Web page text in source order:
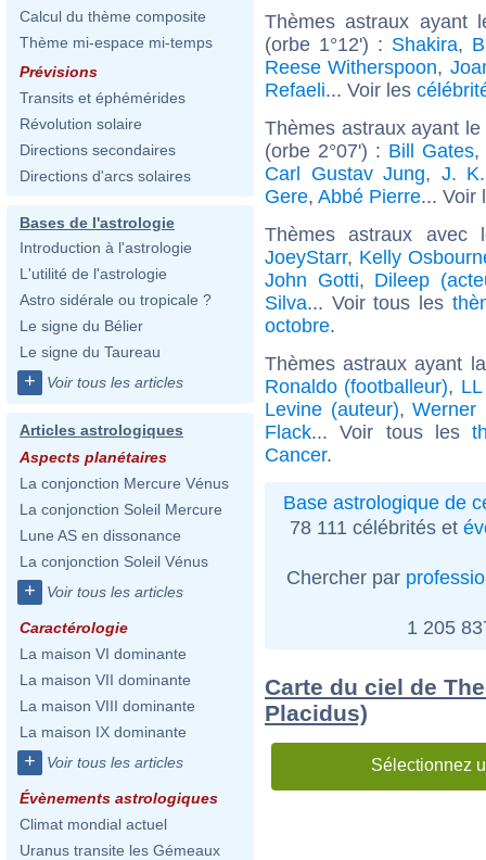
Calcul du thème composite
Thème mi-espace mi-temps
Prévisions
Transits et éphémérides
Révolution solaire
Directions secondaires
Directions d'arcs solaires
Bases de l'astrologie
Introduction à l'astrologie
L'utilité de l'astrologie
Astro sidérale ou tropicale ?
Le signe du Bélier
Le signe du Taureau
+ Voir tous les articles
Articles astrologiques
Aspects planétaires
La conjonction Mercure Vénus
La conjonction Soleil Mercure
Lune AS en dissonance
La conjonction Soleil Vénus
+ Voir tous les articles
Caractérologie
La maison VI dominante
La maison VII dominante
La maison VIII dominante
La maison IX dominante
+ Voir tous les articles
Évènements astrologiques
Climat mondial actuel
Uranus transite les Gémeaux
Thèmes astraux ayant
(orbe 1°12') : Shakira,
Reese Witherspoon,
Refaeli... Voir les
Thèmes astraux ayant
(orbe 2°07') : Bill Gates,
Carl Gustav Jung, J.
Gere, Abbé Pierre... Voir
Thèmes astraux
JoeyStarr, Kelly
John Gotti, Dileep
Silva... Voir tous les
octobre.
Thèmes astraux ayant
Ronaldo (footballeur),
Levine (auteur),Werner
Flack... Voir tous les
Cancer.
Base astrologique de
78 111 célébrités et
Chercher par
1 205
Carte du ciel de
Placidus)
Sélectionnez